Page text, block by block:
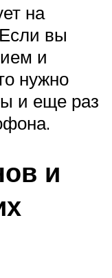
на
вы
и
нужно
и еще раз
и